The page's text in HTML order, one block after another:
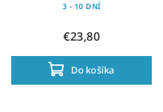
3 - 10 DNÍ
€23,80
Do košíka